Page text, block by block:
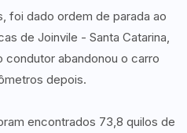
foi dado ordem de parada ao
de Joinvile - Santa Catarina,
abandonou o carro
depois.
encontrados 73,8 quilos de